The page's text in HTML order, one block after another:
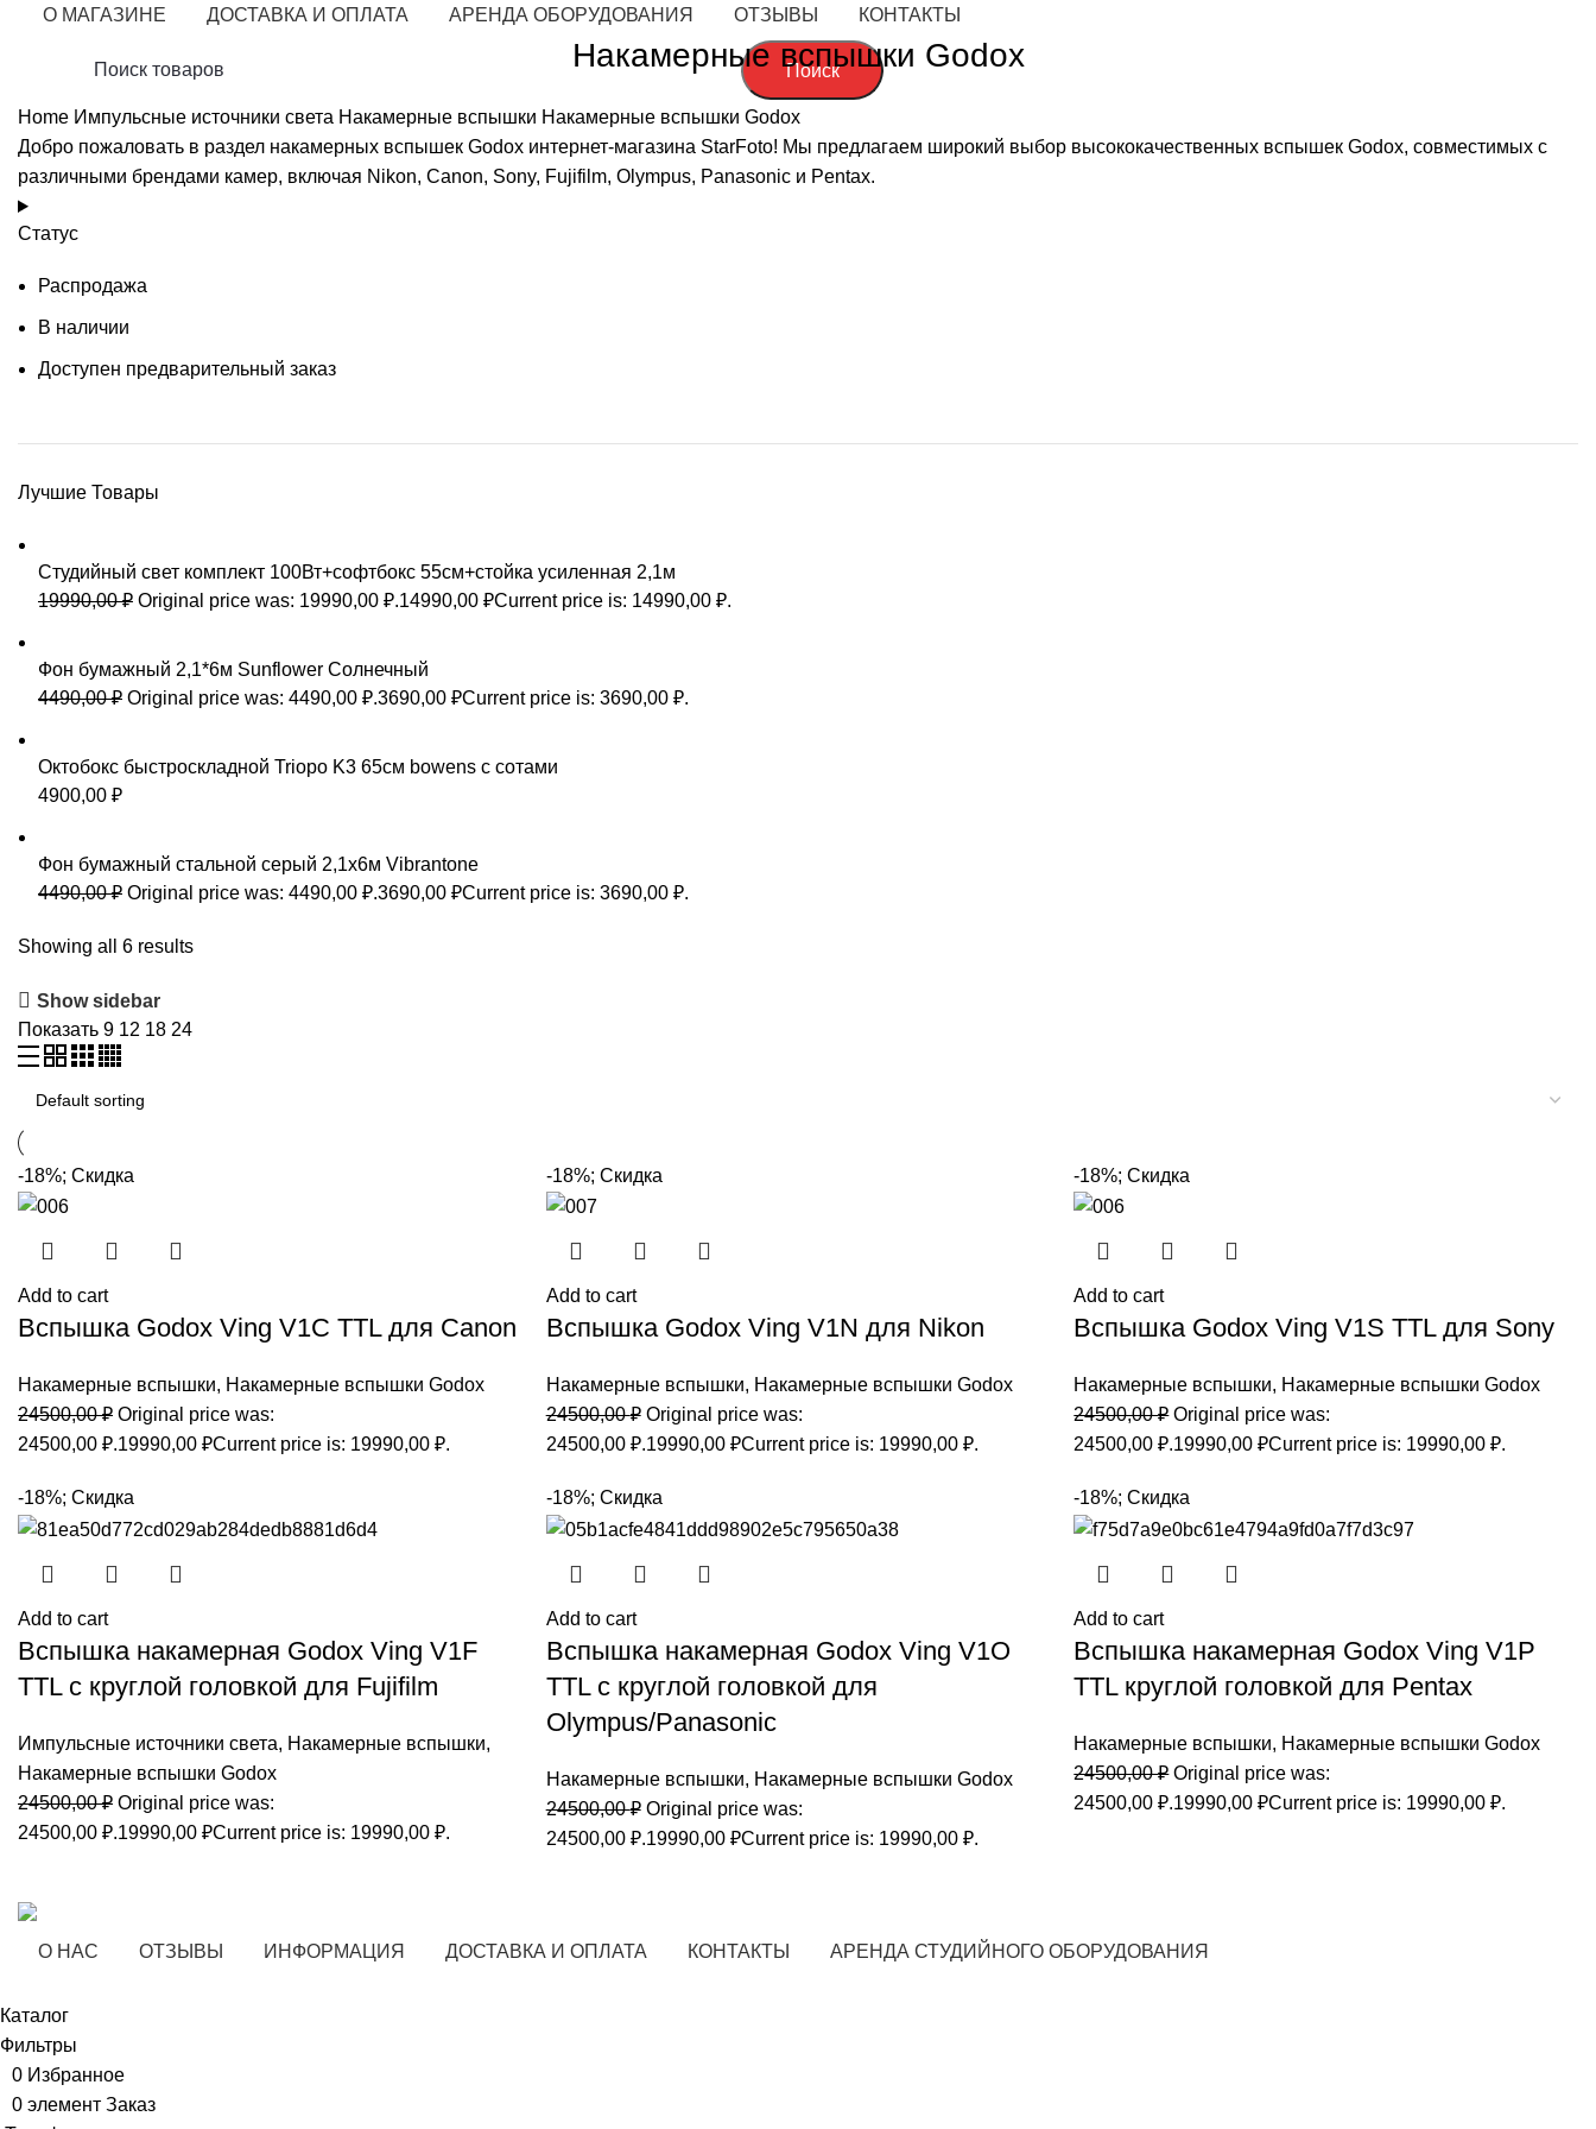
О МАГАЗИНЕ
ДОСТАВКА И ОПЛАТА АРЕНДА ОБОРУДОВАНИЯ ОТЗЫВЫ КОНТАКТЫ
Поиск
Накамерные вспышки Godox
Home Импульсные источники света Накамерные вспышки Накамерные вспышки Godox
Добро пожаловать в раздел накамерных вспышек Godox интернет-магазина StarFoto! Мы предлагаем широкий выбор высококачественных вспышек Godox, совместимых с
различными брендами камер, включая Nikon, Canon, Sony, Fujifilm, Olympus, Panasonic и Pentax.
Статус
Распродажа
В наличии
Доступен предварительный заказ
Лучшие Товары
Студийный свет комплект 100Вт+софтбокс 55см+стойка усиленная 2,1м
19990,00₽ Original price was: 19990,00 ₽.14990,00 ₽Current price is: 14990,00 ₽.
Фон бумажный 2,1*6м Sunflower Солнечный
4490,00₽ Original price was: 4490,00 ₽.3690,00 ₽Current price is: 3690,00 ₽.
Октобокс быстроскладной Triopo K3 65см bowens с сотами
4900,00 ₽
Фон бумажный стальной серый 2,1x6м Vibrantone
4490,00₽ Original price was: 4490,00 ₽.3690,00 ₽Current price is: 3690,00 ₽.
Showing all 6 results
Show sidebar
Показать 9 12 18 24
-18%; Скидка
Add to cart
Вспышка Godox Ving V1C TTL для Canon
Накамерные вспышки, Накамерные вспышки Godox
24500,00₽ Original price was:
24500,00 ₽.19990,00 ₽Current price is: 19990,00 ₽.
-18%; Скидка
Add to cart
Вспышка Godox Ving V1N для Nikon
Накамерные вспышки, Накамерные вспышки Godox
24500,00₽ Original price was:
24500,00 ₽.19990,00 ₽Current price is: 19990,00 ₽.
-18%; Скидка
Add to cart
Вспышка Godox Ving V1S TTL для Sony
Накамерные вспышки, Накамерные вспышки Godox
24500,00₽ Original price was:
24500,00 ₽.19990,00₽Current price is: 19990,00 ₽.
-18%; Скидка
Add to cart
Вспышка накамерная Godox Ving V1F
TTL с круглой головкой для Fujifilm
Импульсные источники света, Накамерные вспышки,
Накамерные вспышки Godox
24500,00₽ Original price was:
24500,00 ₽.19990,00 ₽Current price is: 19990,00 ₽.
-18%; Скидка
Add to cart
Вспышка накамерная Godox Ving V1O
TTL с круглой головкой для
Olympus/Panasonic
Накамерные вспышки, Накамерные вспышки Godox
24500,00₽ Original price was:
24500,00 ₽.19990,00 ₽Current price is: 19990,00 ₽.
-18%; Скидка
Add to cart
Вспышка накамерная Godox Ving V1P
TTL круглой головкой для Pentax
Накамерные вспышки, Накамерные вспышки Godox
24500,00₽ Original price was:
24500,00 ₽.19990,00₽Current price is: 19990,00 ₽.
О НАС ОТЗЫВЫ ИНФОРМАЦИЯ ДОСТАВКА И ОПЛАТА КОНТАКТЫ
АРЕНДА СТУДИЙНОГО ОБОРУДОВАНИЯ
Каталог
Фильтры
0 Избранное
0 элемент Заказ